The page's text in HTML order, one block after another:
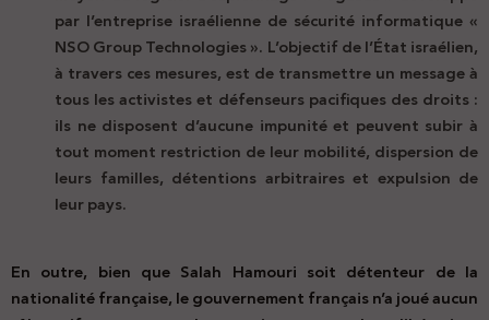
par l’entreprise israélienne de sécurité informatique «
NSO Group Technologies ». L’objectif de l’État israélien,
à travers ces mesures, est de transmettre un message à
tous les activistes et défenseurs pacifiques des droits :
ils ne disposent d’aucune impunité et peuvent subir à
tout moment restriction de leur mobilité, dispersion de
leurs familles, détentions arbitraires et expulsion de
leur pays.
En outre, bien que Salah Hamouri soit détenteur de la
nationalité française, le gouvernement français n’a joué aucun